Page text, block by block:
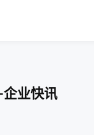
业快讯